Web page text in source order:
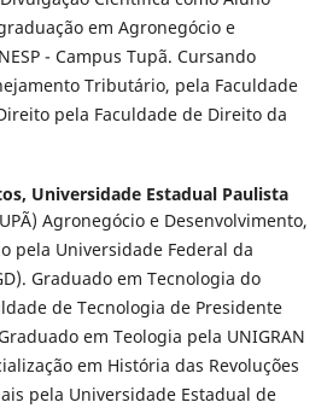
em Agronegócio e
- Campus Tupã. Cursando
Tributário, pela Faculdade
pela Faculdade de Direito da
Universidade Estadual Paulista
Agronegócio e Desenvolvimento,
pela Universidade Federal da
Graduado em Tecnologia do
de Tecnologia de Presidente
em Teologia pela UNIGRAN
em História das Revoluções
pela Universidade Estadual de